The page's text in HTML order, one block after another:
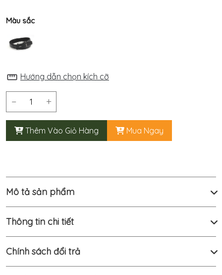
Sản
OEM
Dịch
Cửa
Hàng
Liên
Hệ
Tài khoản
Viet Nam
Màu sắc
Hướng dẫn chọn kích cỡ
− +
Thêm Vào Giỏ Hàng Mua Ngay
Mô tả sản phẩm
Thông tin chi tiết
Chính sách đổi trả